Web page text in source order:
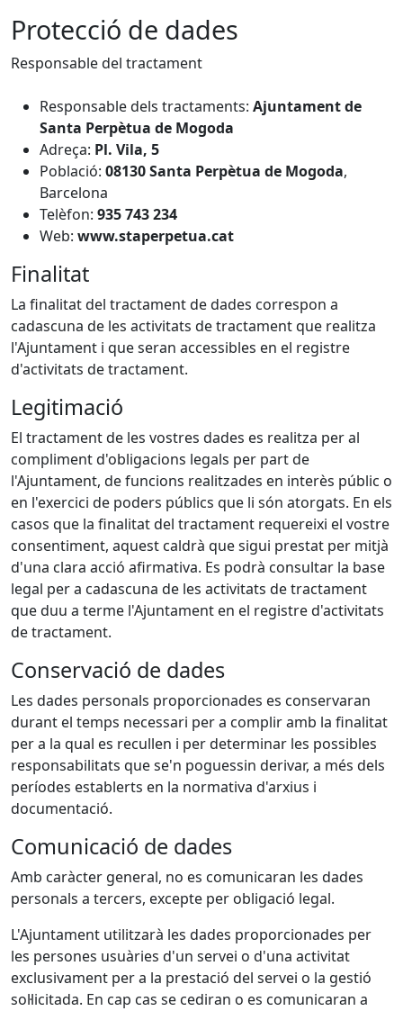
Protecció de dades
Responsable del tractament
Responsable dels tractaments: Ajuntament de
Santa Perpètua de Mogoda
Adreça: Pl. Vila, 5
Població: 08130 Santa Perpètua de Mogoda,
Barcelona
Telèfon: 935 743 234
Web: www.staperpetua.cat
Finalitat
La finalitat del tractament de dades correspon a
cadascuna de les activitats de tractament que realitza
l'Ajuntament i que seran accessibles en el registre
d'activitats de tractament.
Legitimació
El tractament de les vostres dades es realitza per al
compliment d'obligacions legals per part de
l'Ajuntament, de funcions realitzades en interès públic o
en l'exercici de poders públics que li són atorgats. En els
casos que la finalitat del tractament requereixi el vostre
consentiment, aquest caldrà que sigui prestat per mitjà
d'una clara acció afirmativa. Es podrà consultar la base
legal per a cadascuna de les activitats de tractament
que duu a terme l'Ajuntament en el registre d'activitats
de tractament.
Conservació de dades
Les dades personals proporcionades es conservaran
durant el temps necessari per a complir amb la finalitat
per a la qual es recullen i per determinar les possibles
responsabilitats que se'n poguessin derivar, a més dels
períodes establerts en la normativa d'arxius i
documentació.
Comunicació de dades
Amb caràcter general, no es comunicaran les dades
personals a tercers, excepte per obligació legal.
L'Ajuntament utilitzarà les dades proporcionades per
les persones usuàries d'un servei o d'una activitat
exclusivament per a la prestació del servei o la gestió
sol·licitada. En cap cas se cediran o es comunicaran a